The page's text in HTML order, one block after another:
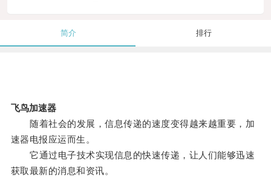
简介 排行
飞鸟加速器
随着社会的发展，信息传递的速度变得越来越重要，加
速器电报应运而生。
它通过电子技术实现信息的快速传递，让人们能够迅速
获取最新的消息和资讯。